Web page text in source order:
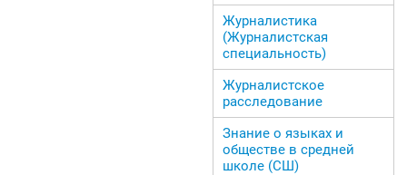
Журналистика
(Журналистская
специальность)
Журналистское
расследование
Знание о языках и
обществе в средней
школе (СШ)